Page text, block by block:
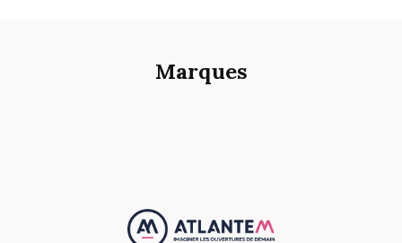
Marques